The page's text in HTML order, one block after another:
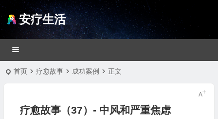
安疗生活
首页 疗愈故事 成功案例 正文
疗愈故事（37）- 中风和严重焦虑